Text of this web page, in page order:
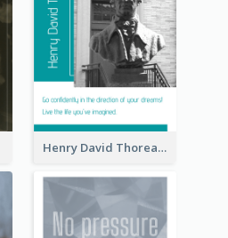
Henry David Thoreau Quote